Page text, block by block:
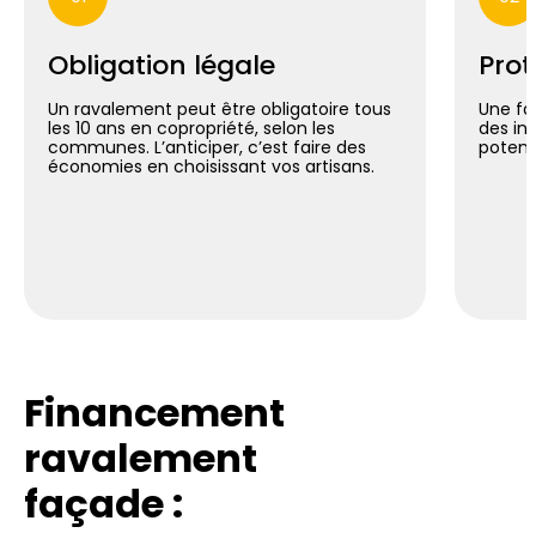
Obligation légale
Un ravalement peut être obligatoire tous
les 10 ans en copropriété, selon les
communes. L’anticiper, c’est faire des
économies en choisissant vos artisans.
Une
des
Financement
ravalement
façade :